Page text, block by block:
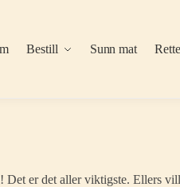
Bestill Sunn mat
er det aller viktigste. Ellers